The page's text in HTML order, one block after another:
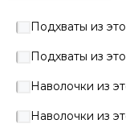
Подхваты из
Подхваты из
Наволочки из
Наволочки из